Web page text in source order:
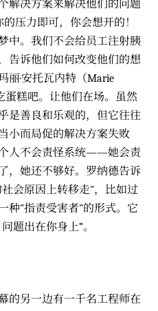
解决方案来解决他们的问题
压力即可，你会想开的！
中。我们不会给员工注射胰
告诉他们如何改变他们的想
丽·安托瓦内特（Marie
蛋糕吧。让他们在场。虽然
是善良和乐观的，但它往往
小而局促的解决方案失败
人不会责怪系统——她会责
，她还不够好。罗纳德告诉
会原因上转移走"，比如过
种"指责受害者"的形式。它
题出在你身上”。
的另一边有一千名工程师在